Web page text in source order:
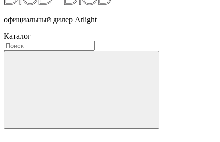
официальный дилер Arlight
Каталог